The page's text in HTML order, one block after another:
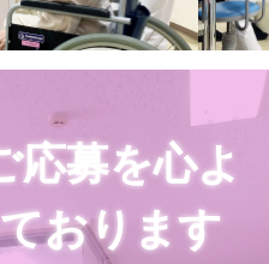
応募を心よ
おります